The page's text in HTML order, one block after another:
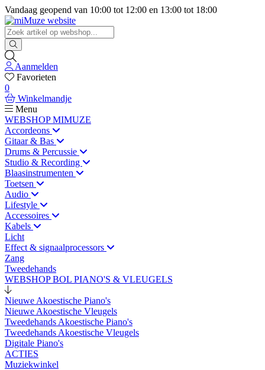
Vandaag geopend van 10:00 tot 12:00 en 13:00 tot 18:00
Aanmelden
Favorieten
0
Winkelmandje
Menu
WEBSHOP MIMUZE
Accordeons
Gitaar & Bas
Drums & Percussie
Studio & Recording
Blaasinstrumenten
Toetsen
Audio
Lifestyle
Accessoires
Kabels
Licht
Effect & signaalprocessors
Zang
Tweedehands
WEBSHOP BOL PIANO'S & VLEUGELS
Nieuwe Akoestische Piano's
Nieuwe Akoestische Vleugels
Tweedehands Akoestische Piano's
Tweedehands Akoestische Vleugels
Digitale Piano's
ACTIES
Muziekwinkel